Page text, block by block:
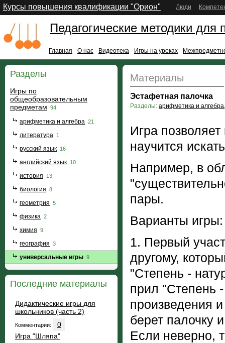
Курсы повышения квалификации "Орион" Люди
Педагогические методики для
Главная О нас Видеотека Игры на уроках
Разделы
Игры по
общеобразовательным
предметам 94
арифметика и алгебра 21
литература 1
русский язык 16
английский язык 10
история 13
биология 8
геометрия 5
физика 2
химия 9
география 3
универсальные игры 9
Последние материалы
Дидактические игры для
школьников (часть 2)
Комментарии:
0
Игра "Шляпа"
Материалы
Эстафетная палочка
Разделы: арифметика и алгебра
Игра
научится
Например, в
пары.
Варианты игры:
1. Первый
другому,
"Степень -
прил "Степень
произведения
берет палочку
Если неверно,